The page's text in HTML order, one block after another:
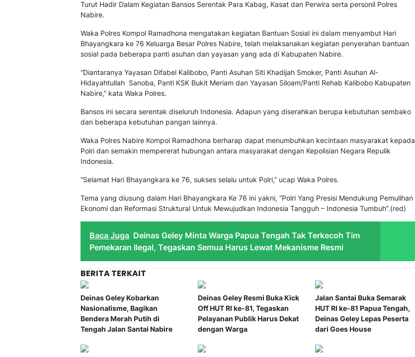
Turut Hadir Dalam Kegiatan Bansos Serentak Para Kabag, Kasat dan Perwira serta personil Polres
Nabire.
Waka Polres Kompol Ramadhona mengatakan kegiatan Bantuan Sosial ini dalam menyambut Hari
Bhayangkara ke 76 Keluarga Besar Polres Nabire, telah melaksanakan kegiatan penyerahan bantuan
sosial pada beberapa panti asuhan dan yayasan yang ada di Kabupaten Nabire.
“Diantaranya Yayasan Difabel Kalibobo, Panti Asuhan Siti Khadijah Smoker, Panti Asuhan Al-
Hidayahtullah Sanoba, Panti KSK Bukit Meriam dan Yayasan Siloam/Panti Rehab Kalibobo Kabupaten
Nabire,” kata Waka Polres.
Bansos ini secara serentak diseluruh Indonesia. Adapun yang diserahkan berupa kebutuhan sembako
dan beberapa kebutuhan pangan lainnya.
Waka Polres Nabire Kompol Ramadhona berharap dapat menumbuhkan kecintaan masyarakat kepada
Polri dan semakin mempererat hubungan antara masyarakat dengan Kepolisian Negara Repulik
Indonesia.
“Selamat Hari Bhayangkara ke 76, sukses selalu untuk Polri,” ucap Waka Polres.
Tema yang diusung dalam Hari Bhayangkara Ke 76 ini yakni, “Polri Yang Presisi Mendukung Pemulihan
Ekonomi dan Reformasi Struktural Untuk Mewujudkan Indonesia Tangguh – Indonesia Tumbuh”.(red)
Baca Juga Deinas Geley Minta Warga Papua Tengah Tak Terkecoh Tim
Pemekaran Ilegal, Tegaskan Semua Harus Lewat Mekanisme Resmi
BERITA TERKAIT
Deinas Geley Kobarkan
Nasionalisme, Bagikan
Bendera Merah Putih di
Tengah Jalan Santai Nabire
Deinas Geley Resmi Buka Kick
Off HUT RI ke-81, Tegaskan
Pelayanan Publik Harus Dekat
dengan Warga
Jalan Santai Buka Semarak
HUT RI ke-81 Papua Tengah,
Deinas Geley Lepas Peserta
dari Goes House